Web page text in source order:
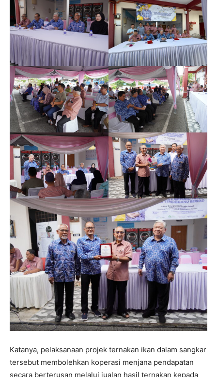
Katanya, pelaksanaan projek ternakan ikan dalam sangkar
tersebut membolehkan koperasi menjana pendapatan
secara berterusan melalui jualan hasil ternakan kepada